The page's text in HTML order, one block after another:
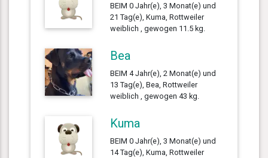
BEIM 0 Jahr(e), 3 Monat(e) und
21 Tag(e), Kuma, Rottweiler
weiblich , gewogen 11.5 kg.
Bea
BEIM 4 Jahr(e), 2 Monat(e) und
13 Tag(e), Bea, Rottweiler
weiblich , gewogen 43 kg.
Kuma
BEIM 0 Jahr(e), 3 Monat(e) und
14 Tag(e), Kuma, Rottweiler